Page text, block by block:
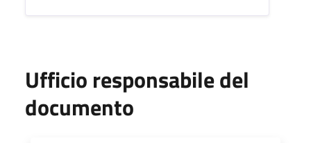
Ufficio responsabile del
documento